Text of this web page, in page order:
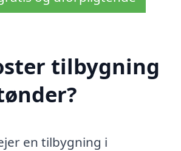
tilbygning
en tilbygning i